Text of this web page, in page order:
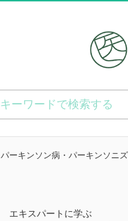
パーキンソン病・パーキンソニ
エキスパートに学ぶ